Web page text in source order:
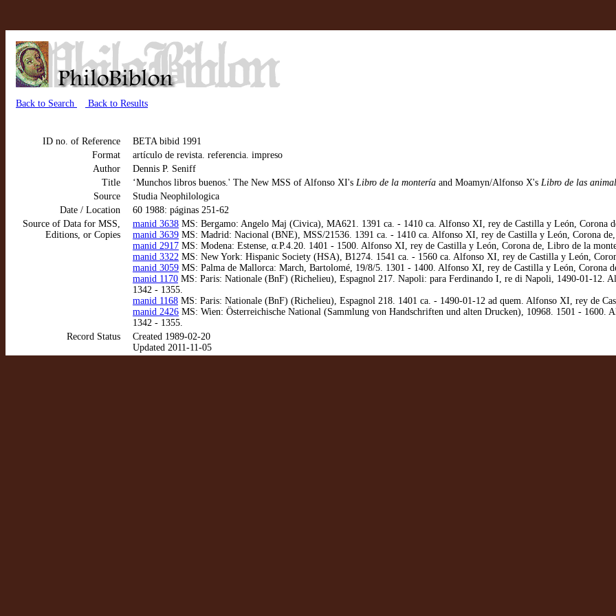
Back to Search Back to Results
ID no. of Reference
BETA bibid 1991
Format
artículo de revista. referencia. impreso
Author
Dennis P. Seniff
Title
‘Munchos libros buenos.' The New MSS of Alfonso XI's Libro de la montería and Moamyn/Alfonso X's Libro de las
Source
Studia Neophilologica
Date / Location
60 1988: páginas 251-62
Source of Data for MSS,
Editions, or Copies
manid 3638 MS: Bergamo: Angelo Maj (Civica), MA621. 1391 ca. - 1410 ca. Alfonso XI, rey de Castilla y León, Corona
manid 3639 MS: Madrid: Nacional (BNE), MSS/21536. 1391 ca. - 1410 ca. Alfonso XI, rey de Castilla y León, Corona
manid 2917 MS: Modena: Estense, α.P.4.20. 1401 - 1500. Alfonso XI, rey de Castilla y León, Corona de, Libro de la
manid 3322 MS: New York: Hispanic Society (HSA), B1274. 1541 ca. - 1560 ca. Alfonso XI, rey de Castilla y León,
manid 3059 MS: Palma de Mallorca: March, Bartolomé, 19/8/5. 1301 - 1400. Alfonso XI, rey de Castilla y León, Corona
manid 1170 MS: Paris: Nationale (BnF) (Richelieu), Espagnol 217. Napoli: para Ferdinando I, re di Napoli, 1490-01-12.
1342 - 1355.
manid 1168 MS: Paris: Nationale (BnF) (Richelieu), Espagnol 218. 1401 ca. - 1490-01-12 ad quem. Alfonso XI, rey de
manid 2426 MS: Wien: Österreichische National (Sammlung von Handschriften und alten Drucken), 10968. 1501 -
1342 - 1355.
Record Status
Created 1989-02-20
Updated 2011-11-05